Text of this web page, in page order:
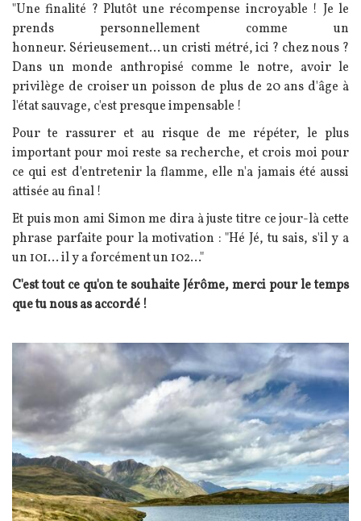
"Une finalité ? Plutôt une récompense incroyable ! Je le
prends personnellement comme un
honneur. Sérieusement... un cristi métré, ici ? chez nous ?
Dans un monde anthropisé comme le notre, avoir le
privilège de croiser un poisson de plus de 20 ans d'âge à
l'état sauvage, c'est presque impensable !
Pour te rassurer et au risque de me répéter, le plus
important pour moi reste sa recherche, et crois moi pour
ce qui est d'entretenir la flamme, elle n'a jamais été aussi
attisée au final !
Et puis mon ami Simon me dira à juste titre ce jour-là cette
phrase parfaite pour la motivation : "Hé Jé, tu sais, s'il y a
un 101... il y a forcément un 102..."
C'est tout ce qu'on te souhaite Jérôme, merci pour le temps
que tu nous as accordé !
Image